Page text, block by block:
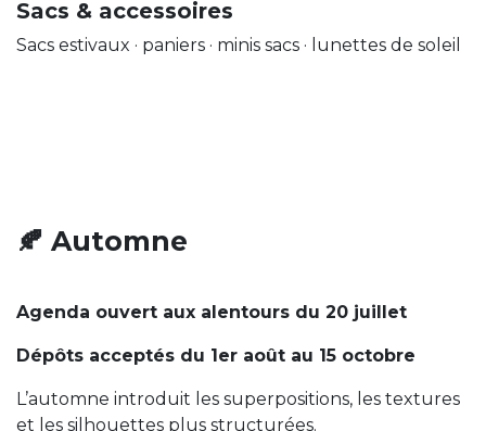
Sacs & accessoires
Sacs estivaux · paniers · minis sacs · lunettes de soleil
🍂 Automne
Agenda ouvert aux alentours du 20 juillet
Dépôts acceptés du 1er août au 15 octobre
L’automne introduit les superpositions, les textures
et les silhouettes plus structurées.